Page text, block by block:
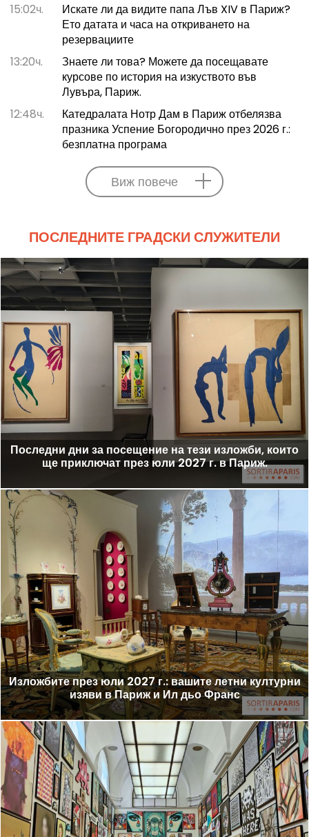
15:02ч.
Искате ли да видите папа Лъв XIV в Париж?
Ето датата и часа на откриването на
резервациите
13:20ч.
Знаете ли това? Можете да посещавате
курсове по история на изкуството във
Лувъра, Париж.
12:48ч.
Катедралата Нотр Дам в Париж отбелязва
празника Успение Богородично през 2026 г.:
безплатна програма
Виж повече
ПОСЛЕДНИТЕ ГРАДСКИ СЛУЖИТЕЛИ
Последни дни за посещение на тези изложби, които
ще приключат през юли 2027 г. в Париж.
Изложбите през юли 2027 г.: вашите летни културни
изяви в Париж и Ил дьо Франс